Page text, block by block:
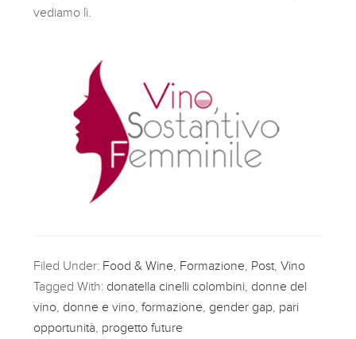
vediamo lì.
Filed Under: Food & Wine Formazione Post ,Vino
Tagged With: donatella cinelli colombini donne del
vino donne e vino ,formazione gender gap pari
opportunità progetto future